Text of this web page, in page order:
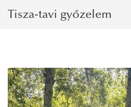
Tisza-tavi győzelem